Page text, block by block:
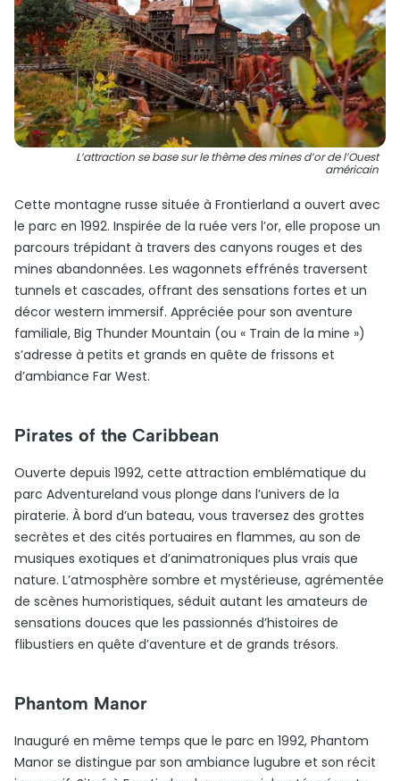
L’attraction se base sur le thème des mines d’or de l’Ouest
américain
Cette montagne russe située à Frontierland a ouvert avec
le parc en 1992. Inspirée de la ruée vers l’or, elle propose un
parcours trépidant à travers des canyons rouges et des
mines abandonnées. Les wagonnets effrénés traversent
tunnels et cascades, offrant des sensations fortes et un
décor western immersif. Appréciée pour son aventure
familiale, Big Thunder Mountain (ou « Train de la mine »)
s’adresse à petits et grands en quête de frissons et
d’ambiance Far West.
Pirates of the Caribbean
Ouverte depuis 1992, cette attraction emblématique du
parc Adventureland vous plonge dans l’univers de la
piraterie. À bord d’un bateau, vous traversez des grottes
secrètes et des cités portuaires en flammes, au son de
musiques exotiques et d’animatroniques plus vrais que
nature. L’atmosphère sombre et mystérieuse, agrémentée
de scènes humoristiques, séduit autant les amateurs de
sensations douces que les passionnés d’histoires de
flibustiers en quête d’aventure et de grands trésors.
Phantom Manor
Inauguré en même temps que le parc en 1992, Phantom
Manor se distingue par son ambiance lugubre et son récit